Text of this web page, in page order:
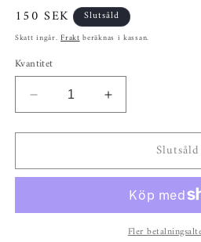
Ordinarie
pris
150 SEK Slutsåld
Skatt ingår.Fraktberäknas i kassan.
Kvantitet
Minska
kvantitet
för
med
st
Öka
kvantitet
för
Linneservetter
med
st
Slutsåld
Fler